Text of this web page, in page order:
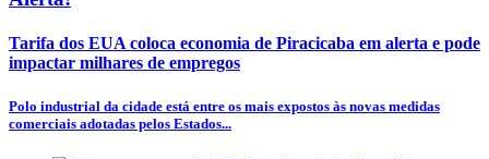
Tarifa dos EUA coloca economia de Piracicaba em alerta e pode
impactar milhares de empregos
Polo industrial da cidade está entre os mais expostos às novas medidas
comerciais adotadas pelos Estados...